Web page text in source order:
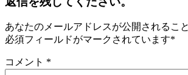
あなたのメールアドレスが公開されるこ
必須フィールドがマークされています*
コメント *